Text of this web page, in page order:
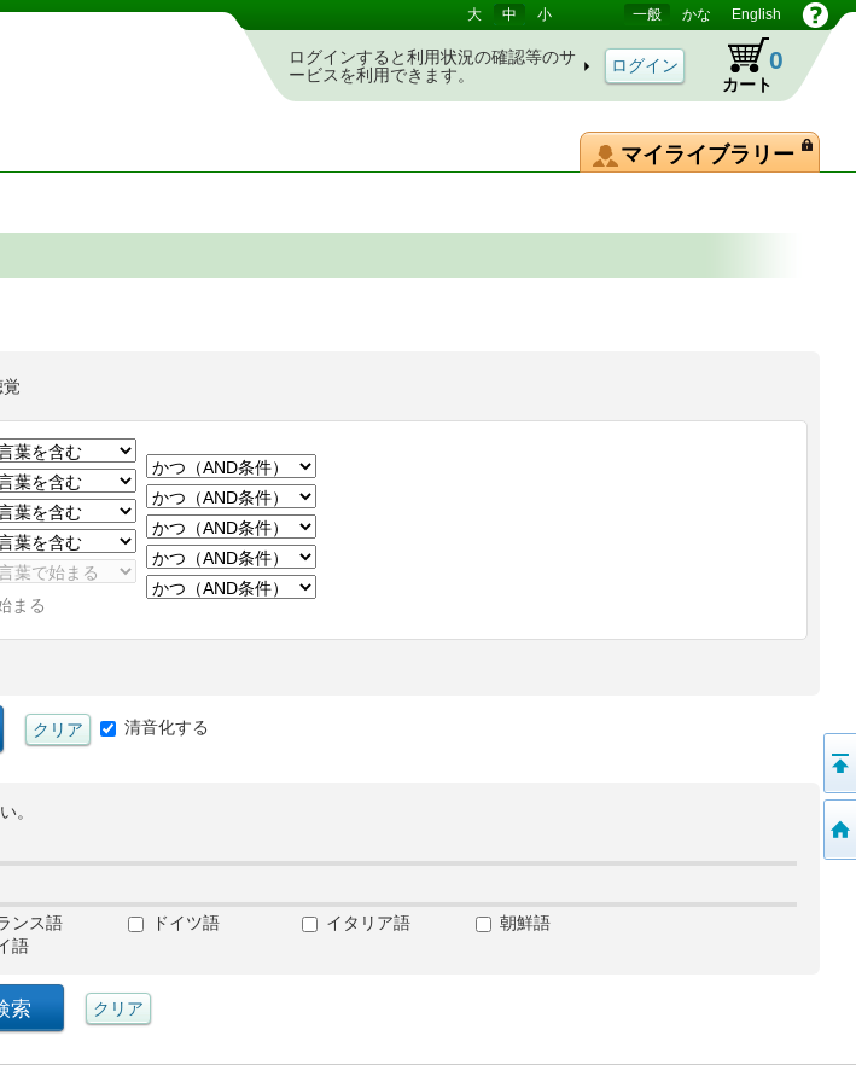
予約システム 大 中 小 一般 かな English
ログインすると利用状況の確認等のサ
ービスを利用できます。
カート
0
マイライブラリー
まる
清音化する
。
ンス語 ドイツ語 イタリア語
朝鮮語
語